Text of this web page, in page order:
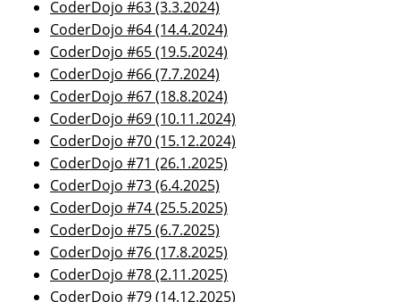
CoderDojo #63 (3.3.2024)
CoderDojo #64 (14.4.2024)
CoderDojo #65 (19.5.2024)
CoderDojo #66 (7.7.2024)
CoderDojo #67 (18.8.2024)
CoderDojo #69 (10.11.2024)
CoderDojo #70 (15.12.2024)
CoderDojo #71 (26.1.2025)
CoderDojo #73 (6.4.2025)
CoderDojo #74 (25.5.2025)
CoderDojo #75 (6.7.2025)
CoderDojo #76 (17.8.2025)
CoderDojo #78 (2.11.2025)
CoderDojo #79 (14.12.2025)